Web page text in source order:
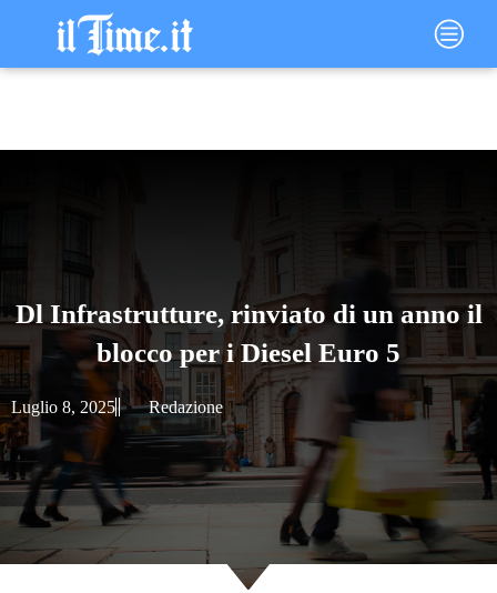
contenuto
Main
Menu
Dl Infrastrutture, rinviato di un anno il
blocco per i Diesel Euro 5
Luglio 8, 2025 Redazione